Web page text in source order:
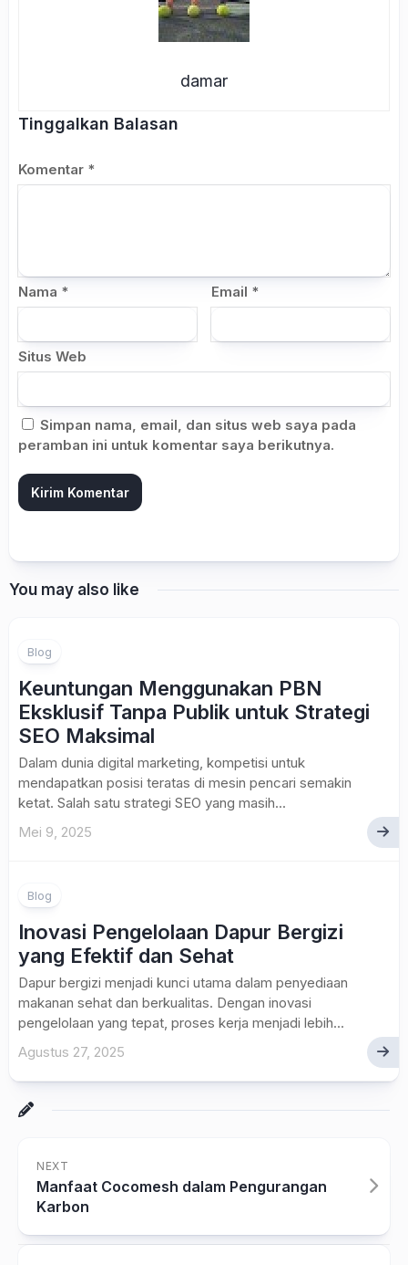
damar
Tinggalkan Balasan
Komentar *
Nama * Email *
Situs Web
Simpan nama, email, dan situs web saya pada
peramban ini untuk komentar saya berikutnya.
You may also like
Blog
Keuntungan Menggunakan PBN
Eksklusif Tanpa Publik untuk Strategi
SEO Maksimal
Dalam dunia digital marketing, kompetisi untuk
mendapatkan posisi teratas di mesin pencari semakin
ketat. Salah satu strategi SEO yang masih...
Mei 9, 2025
Blog
Inovasi Pengelolaan Dapur Bergizi
yang Efektif dan Sehat
Dapur bergizi menjadi kunci utama dalam penyediaan
makanan sehat dan berkualitas. Dengan inovasi
pengelolaan yang tepat, proses kerja menjadi lebih...
Agustus 27, 2025
NEXT
Manfaat Cocomesh dalam Pengurangan
Karbon